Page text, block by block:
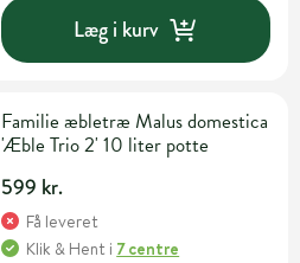
Læg i kurv
Familie æbletræ Malus domestica
'Æble Trio 2' 10 liter potte
599 kr.
Få leveret
Klik & Hent i 7 centre